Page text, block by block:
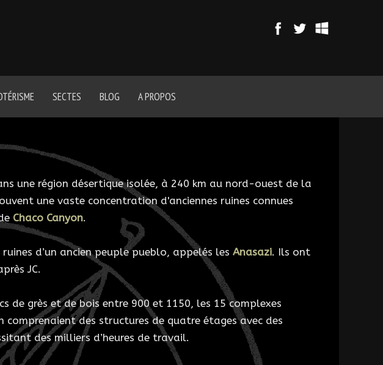
SECTES BLOG A PROPOS
une région désertique isolée, à 240 km au nord-ouest de la
une vaste concentration d'anciennes ruines connues
Chaco Canyon.
d’un ancien peuple pueblo, appelés les Anasazi. Ils ont
JC.
de grès et de bois entre 900 et 1150, les 15 complexes
comprenaient des structures de quatre étages avec des
des milliers d’heures de travail.